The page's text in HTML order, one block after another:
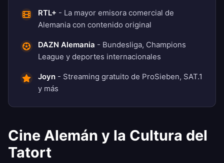
RTL+ - La mayor emisora comercial de
Alemania con contenido original
DAZN Alemania - Bundesliga, Champions
League y deportes internacionales
Joyn - Streaming gratuito de ProSieben, SAT.1
y más
Cine Alemán y la Cultura del
Tatort